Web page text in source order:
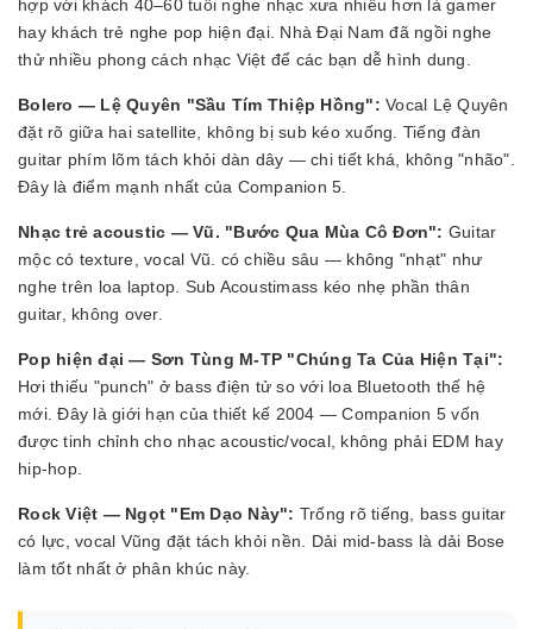
hợp với khách 40–60 tuổi nghe nhạc xưa nhiều hơn là gamer
hay khách trẻ nghe pop hiện đại. Nhà Đại Nam đã ngồi nghe
thử nhiều phong cách nhạc Việt để các bạn dễ hình dung.
Bolero — Lệ Quyên "Sầu Tím Thiệp Hồng": Vocal Lệ Quyên
đặt rõ giữa hai satellite, không bị sub kéo xuống. Tiếng đàn
guitar phím lõm tách khỏi dàn dây — chi tiết khá, không "nhão".
Đây là điểm mạnh nhất của Companion 5.
Nhạc trẻ acoustic — Vũ. "Bước Qua Mùa Cô Đơn": Guitar
mộc có texture, vocal Vũ. có chiều sâu — không "nhạt" như
nghe trên loa laptop. Sub Acoustimass kéo nhẹ phần thân
guitar, không over.
Pop hiện đại — Sơn Tùng M-TP "Chúng Ta Của Hiện Tại":
Hơi thiếu "punch" ở bass điện tử so với loa Bluetooth thế hệ
mới. Đây là giới hạn của thiết kế 2004 — Companion 5 vốn
được tinh chỉnh cho nhạc acoustic/vocal, không phải EDM hay
hip-hop.
Rock Việt — Ngọt "Em Dạo Này": Trống rõ tiếng, bass guitar
có lực, vocal Vũng đặt tách khỏi nền. Dải mid-bass là dải Bose
làm tốt nhất ở phân khúc này.